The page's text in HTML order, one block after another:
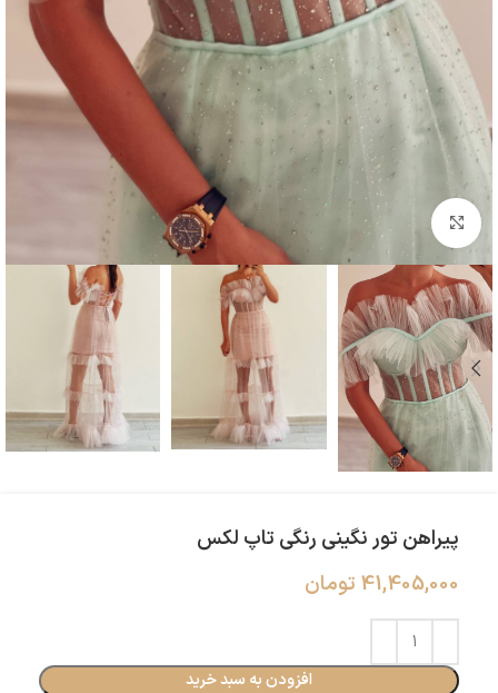
بزرگنمایی تصویر
پیراهن تور نگینی رنگی تاپ لکس
41,405,000 تومان
افزودن به سبد خرید